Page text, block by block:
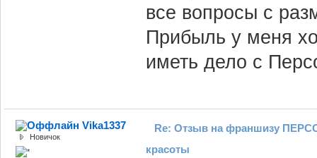
все вопросы с
Прибыль у меня
иметь дело с
Vika1337
Новичок
Re: Отзыв на франшизу
красоты